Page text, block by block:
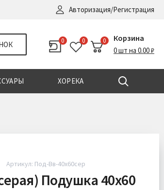
Авторизация/Регистрация
0 0 0 Корзина
0 шт на 0.00 ₽
ХОРЕКА
Регистрация
Артикул: Под-Вв-40х60сер
Подушка 40х60